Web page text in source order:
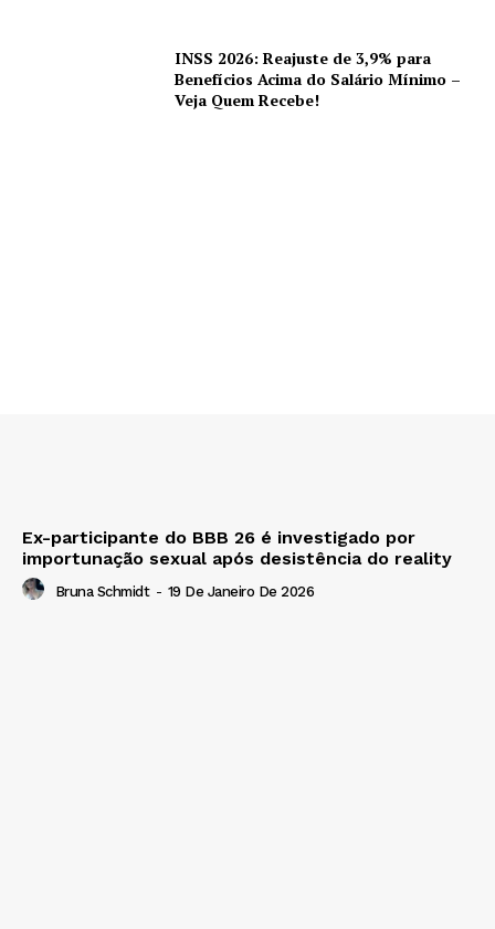
INSS 2026: Reajuste de 3,9% para
Benefícios Acima do Salário Mínimo –
Veja Quem Recebe!
Ex-participante do BBB 26 é investigado por
importunação sexual após desistência do reality
Bruna Schmidt - 19 De Janeiro De 2026